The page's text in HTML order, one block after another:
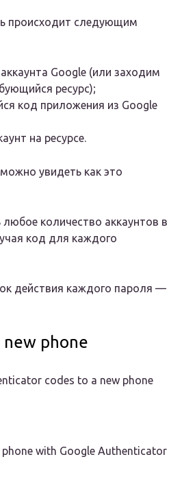
происходит следующим
Google (или заходим
ресурс);
код приложения из Google
на ресурсе.
увидеть как это
количество аккаунтов в
код для каждого
действия каждого пароля —
new phone
codes to a new phone
with Google Authenticator